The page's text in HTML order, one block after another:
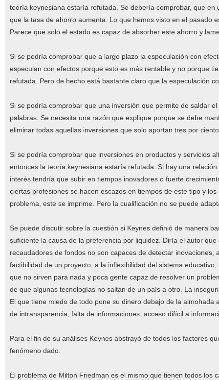
teoría keynesiana estaría refutada. Se debería comprobar, que
que la tasa de ahorro aumenta. Lo que hemos visto en el pasado
Parece que solo el estado es capaz de absorber este ahorro y
Si se podría comprobar que a largo plazo la especulación con
especulan con efectos porque esto es más rentable y no porque
refutada. Pero de hecho está bastante claro que la especulación
Si se podría comprobar que una inversión que permite de saldar
palabras: Se necesita una razón que explique porque se debe
eliminar todas aquellas inversiones que solo aportan tres por
Si se podría comprobar que inversiones en productos y servicios
entonces la teoría keynesiana estaría refutada. Si hay una
interés tendría que subir en tiempos inovadores o fuerte
ciertas profesiones se hacen escazos en tiempos de este tipo y
problema, este se imprime. Pero la cualificación no se puede
Se puede discutir sobre la cuestión si Keynes definió de manera
suficiente la causa de la preferencia por liquidez. Diría el autor
recaudadores de fondos no son capaces de detectar
factibilidad de un proyecto, a la inflexibilidad del sistema
que no sirven para nada y poca gente capaz de resolver un
de que algunas tecnologías no saltan de un país a otro. La
El que tiene miedo de todo pone su dinero debajo de la
de intransparencia, falta de informaciones, acceso difícil a
Para el fin de su análises Keynes abstrayó de todos los factores
fenómeno dado.
El problema de Milton Friedman es el mismo que tienen todos